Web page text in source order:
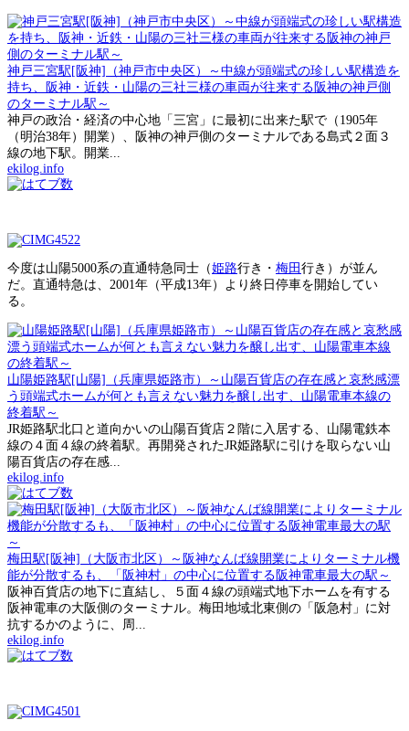
神戸三宮駅[阪神]（神戸市中央区）～中線が頭端式の珍しい駅構造を
持ち、阪神・近鉄・山陽の三社三様の車両が往来する阪神の神戸側
のターミナル駅～
神戸の政治・経済の中心地「三宮」に最初に出来た駅で（1905年
（明治38年）開業）、阪神の神戸側のターミナルである島式２面３
線の地下駅。開業...
ekilog.info
今度は山陽5000系の直通特急同士（姫路行き・ 梅田 行き）が並ん
だ。直通特急は、2001年（平成13年）より終日停車を開始してい
る。
山陽姫路駅[山陽]（兵庫県姫路市）～山陽百貨店の存在感と哀愁感漂
う頭端式ホームが何とも言えない魅力を醸し出す、山陽電車本線の
終着駅～
JR姫路駅北口と道向かいの山陽百貨店２階に入居する、山陽電鉄本
線の４面４線の終着駅。再開発されたJR姫路駅に引けを取らない山
陽百貨店の存在感...
ekilog.info
梅田駅[阪神]（大阪市北区）～阪神なんば線開業によりターミナル機
能が分散するも、「阪神村」の中心に位置する阪神電車最大の駅～
阪神百貨店の地下に直結し、５面４線の頭端式地下ホームを有する
阪神電車の大阪側のターミナル。梅田地域北東側の「阪急村」に対
抗するかのように、周...
ekilog.info